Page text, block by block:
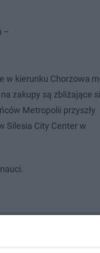
–
w kierunku Chorzowa
zakupy są zbliżające
Metropolii przyszły
Silesia City Center w